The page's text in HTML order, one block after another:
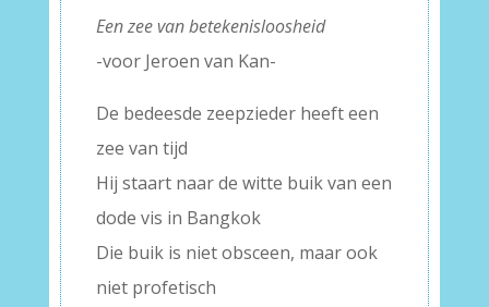
Een zee van betekenisloosheid
-voor Jeroen van Kan-
De bedeesde zeepzieder heeft een
zee van tijd
Hij staart naar de witte buik van een
dode vis in Bangkok
Die buik is niet obsceen, maar ook
niet profetisch